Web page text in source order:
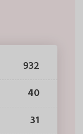
932
40
31